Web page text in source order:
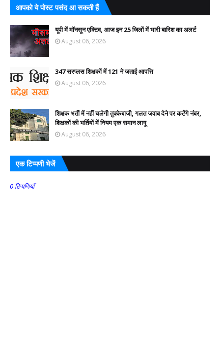
आपको ये पोस्ट पसंद आ सकती हैं
यूपी में मॉनसून एक्टिव, आज इन 25 जिलों में भारी बारिश का अलर्ट
August 06, 2026
347 सरप्लस शिक्षकों में 121 ने जताई आपत्ति
August 06, 2026
शिक्षक भर्ती में नहीं चलेगी तुक्केबाजी, गलत जवाब देने पर कटेंगे नंबर,
शिक्षकों की भर्तियों में नियम एक समान लागू
August 06, 2026
एक टिप्पणी भेजें
0 टिप्पणियाँ